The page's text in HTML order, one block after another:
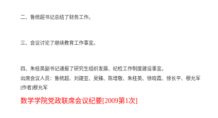
二、鲁统超书记总结了财务工作。
三、会议讨论了继续教育工作事宜。
四、朱桂英副书记通报了研究生组织发展、纪检工作制度建设事宜。
出席会议人员：鲁统超、刘建亚、吴臻、陈增敬、朱桂英、徐晓霞、徐长平、穆允军
[作者]穆允军
数学学院党政联席会议纪要[2009第1次]